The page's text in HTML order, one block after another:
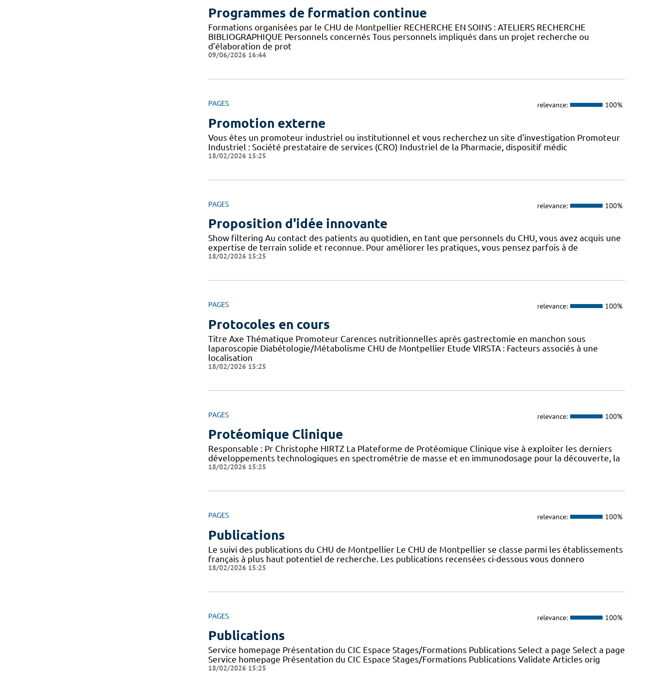
Programmes de formation continue
Formations organisées par le CHU de Montpellier RECHERCHE EN SOINS : ATELIERS RECHERCHE
BIBLIOGRAPHIQUE Personnels concernés Tous personnels impliqués dans un projet recherche ou
d’élaboration de prot
09/06/2026 16:44
PAGES relevance: 100%
Promotion externe
Vous êtes un promoteur industriel ou institutionnel et vous recherchez un site d'investigation Promoteur
Industriel : Société prestataire de services (CRO) Industriel de la Pharmacie, dispositif médic
18/02/2026 15:25
PAGES relevance: 100%
Proposition d'idée innovante
Show filtering Au contact des patients au quotidien, en tant que personnels du CHU, vous avez acquis une
expertise de terrain solide et reconnue. Pour améliorer les pratiques, vous pensez parfois à de
18/02/2026 15:25
PAGES relevance: 100%
Protocoles en cours
Titre Axe Thématique Promoteur Carences nutritionnelles après gastrectomie en manchon sous
laparoscopie Diabétologie/Métabolisme CHU de Montpellier Etude VIRSTA : Facteurs associés à une
localisation
18/02/2026 15:25
PAGES relevance: 100%
Protéomique Clinique
Responsable : Pr Christophe HIRTZ La Plateforme de Protéomique Clinique vise à exploiter les derniers
développements technologiques en spectrométrie de masse et en immunodosage pour la découverte, la
18/02/2026 15:25
PAGES relevance: 100%
Publications
Le suivi des publications du CHU de Montpellier Le CHU de Montpellier se classe parmi les établissements
français à plus haut potentiel de recherche. Les publications recensées ci-dessous vous donnero
18/02/2026 15:25
PAGES relevance: 100%
Publications
Service homepage Présentation du CIC Espace Stages/Formations Publications Select a page Select a page
Service homepage Présentation du CIC Espace Stages/Formations Publications Validate Articles orig
18/02/2026 15:25